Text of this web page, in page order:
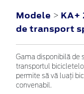
Modele > KA+
de transport
Gama disponibilă de
transportul
permite să vă luaţi
convenabil.